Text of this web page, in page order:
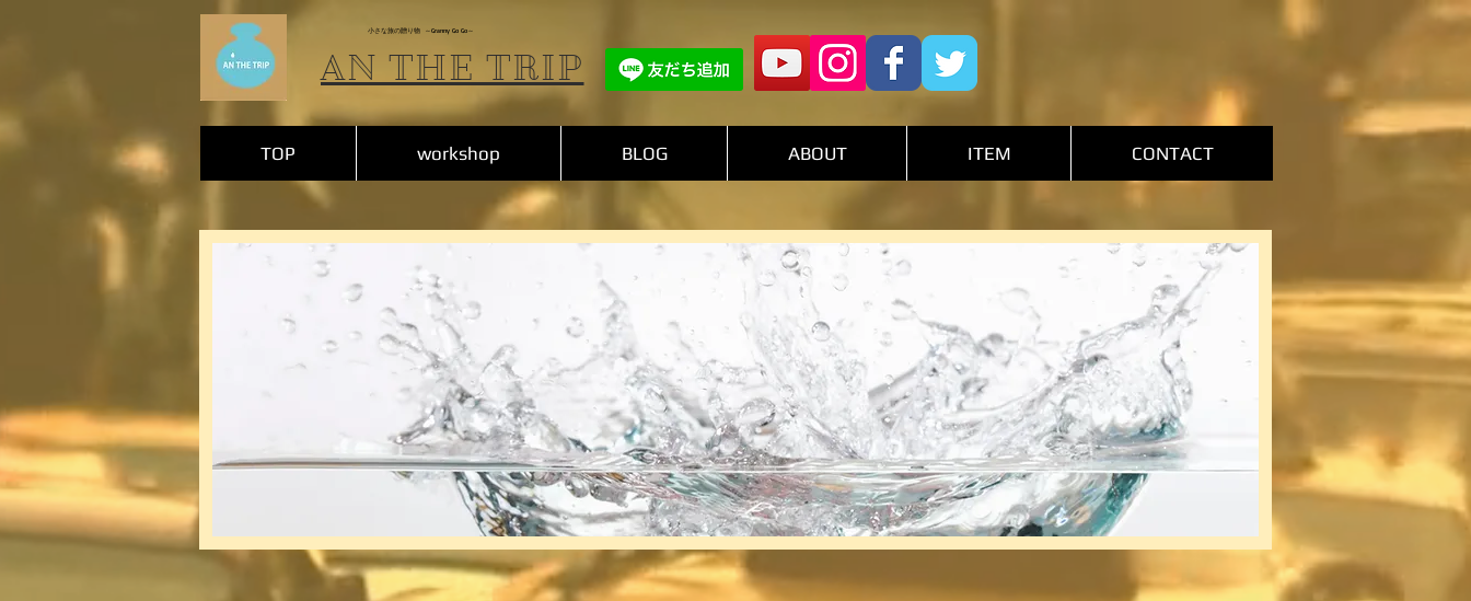
小さな旅の贈り物 ～Granny Go Go～
AN THE TRIP
TOP workshop BLOG ABOUT ITEM CONTACT